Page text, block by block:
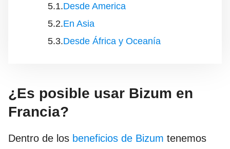
Desde America
En Asia
Desde África y Oceanía
¿Es posible usar Bizum en
Francia?
Dentro de los beneficios de Bizum tenemos